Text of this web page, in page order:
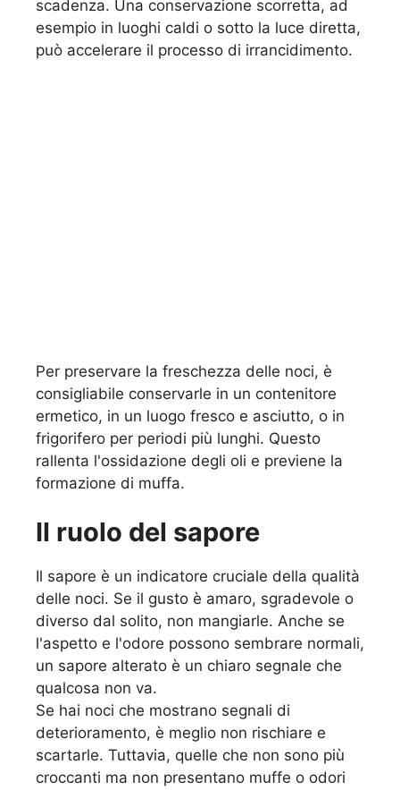
scadenza. Una conservazione scorretta, ad
esempio in luoghi caldi o sotto la luce diretta,
può accelerare il processo di irrancidimento.
Per preservare la freschezza delle noci, è
consigliabile conservarle in un contenitore
ermetico, in un luogo fresco e asciutto, o in
frigorifero per periodi più lunghi. Questo
rallenta l'ossidazione degli oli e previene la
formazione di muffa.
Il ruolo del sapore
Il sapore è un indicatore cruciale della qualità
delle noci. Se il gusto è amaro, sgradevole o
diverso dal solito, non mangiarle. Anche se
l'aspetto e l'odore possono sembrare normali,
un sapore alterato è un chiaro segnale che
qualcosa non va.
Se hai noci che mostrano segnali di
deterioramento, è meglio non rischiare e
scartarle. Tuttavia, quelle che non sono più
croccanti ma non presentano muffe o odori